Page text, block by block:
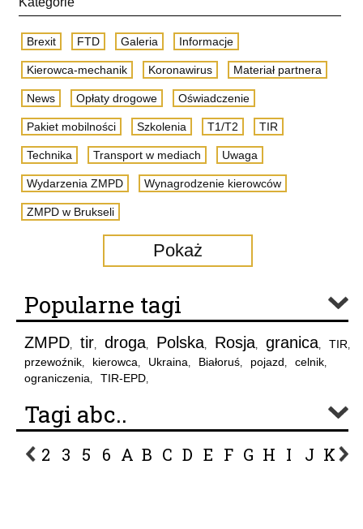
Brexit FTD Galeria Informacje
Kierowca-mechanik Koronawirus Materiał partnera
News Opłaty drogowe Oświadczenie
Pakiet mobilności Szkolenia T1/T2 TIR
Technika Transport w mediach Uwaga
Wydarzenia ZMPD Wynagrodzenie kierowców
ZMPD w Brukseli
Pokaż
Popularne tagi
ZMPD, tir, droga, Polska, Rosja, granica, TIR,
przewoźnik, kierowca, Ukraina, Białoruś, pojazd, celnik,
ograniczenia, TIR-EPD,
Tagi abc..
2 3 5 6 A B C D E F G H I J K L